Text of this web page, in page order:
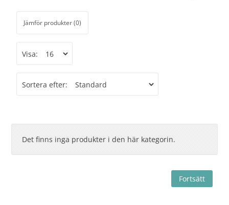
Jämför produkter (0)
Visa:
Sortera efter:
Det finns inga produkter i den här kategorin.
Fortsätt